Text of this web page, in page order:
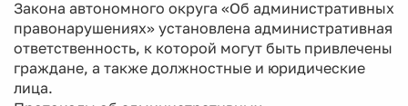
Закона автономного округа «Об административных
правонарушениях» установлена административная
ответственность, к которой могут быть привлечены
граждане, а также должностные и юридические
лица.